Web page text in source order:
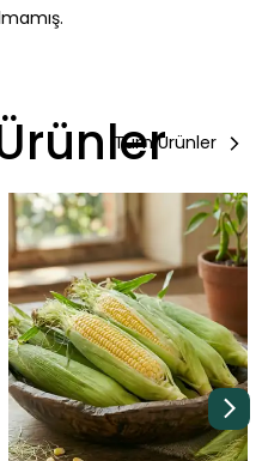
Tüm Ürünler